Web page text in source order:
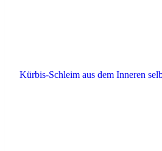
Kürbis-Schleim aus dem Inneren